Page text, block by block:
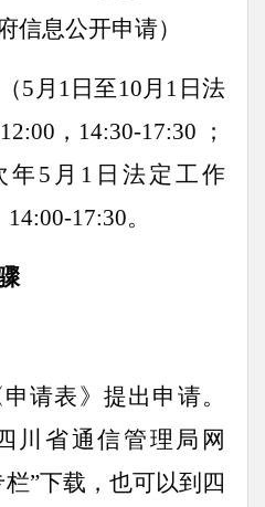
信息公开申请）
5月1日至10月1日法
，14:30-17:30 ；
年5月1日法定工作
17:30。
请表》提出申请。
川省通信管理局网
”下载，也可以到四